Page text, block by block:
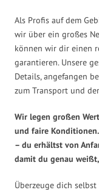
Als Profis auf dem
wir über ein großes
können wir dir einen
garantieren. Unsere
Details, angefangen
zum Transport und
Wir legen großen
und faire
– du erhältst von
damit du genau
Überzeuge dich